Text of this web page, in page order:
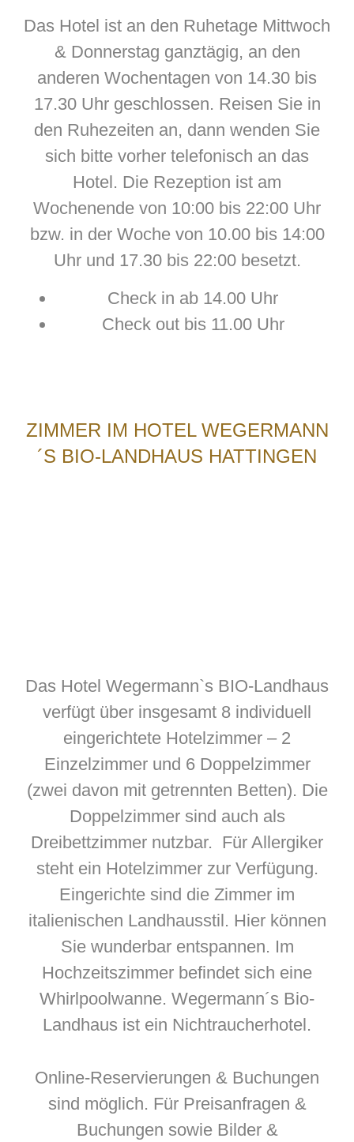
Das Hotel ist an den Ruhetage Mittwoch
& Donnerstag ganztägig, an den
anderen Wochentagen von 14.30 bis
17.30 Uhr geschlossen. Reisen Sie in
den Ruhezeiten an, dann wenden Sie
sich bitte vorher telefonisch an das
Hotel. Die Rezeption ist am
Wochenende von 10:00 bis 22:00 Uhr
bzw. in der Woche von 10.00 bis 14:00
Uhr und 17.30 bis 22:00 besetzt.
Check in ab 14.00 Uhr
Check out bis 11.00 Uhr
ZIMMER IM HOTEL WEGERMANN
´S BIO-LANDHAUS HATTINGEN
Das Hotel Wegermann`s BIO-Landhaus
verfügt über insgesamt 8 individuell
eingerichtete Hotelzimmer – 2
Einzelzimmer und 6 Doppelzimmer
(zwei davon mit getrennten Betten). Die
Doppelzimmer sind auch als
Dreibettzimmer nutzbar. Für Allergiker
steht ein Hotelzimmer zur Verfügung.
Eingerichte sind die Zimmer im
italienischen Landhausstil. Hier können
Sie wunderbar entspannen. Im
Hochzeitszimmer befindet sich eine
Whirlpoolwanne. Wegermann´s Bio-
Landhaus ist ein Nichtraucherhotel.
Online-Reservierungen & Buchungen
sind möglich. Für Preisanfragen &
Buchungen sowie Bilder &